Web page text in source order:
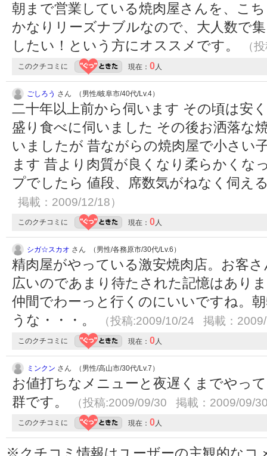
朝まで営業している焼肉屋さんを、こ
かなりリーズナブルなので、大人数で
したい！という方にオススメです。
（
このクチコミに 現在： 0人
ごしろう さん （男性/岐阜市/40代/Lv.4）
二十年以上前から伺います その頃は安
盛り食べに伺いました その後お洒落な
いましたが 昔ながらの焼肉屋で小さい
ます 昔より肉質が良くなり柔らかくな
プでしたら 値段、席数気がねなく伺え
掲載：2009/12/18）
このクチコミに 現在： 0人
シガ☆スカオ さん （男性/各務原市/30代/Lv.6）
精肉屋がやっている激安焼肉店。お客
広いのであまり待たされた記憶はあり
仲間でわーっと行くのにいいですね。
うな・・・。
（投稿:2009/10/24 掲載：
このクチコミに 現在： 0人
ミンクン さん （男性/高山市/30代/Lv.7）
お値打ちなメニューと夜遅くまでやっ
群です。
（投稿:2009/09/30 掲載：2009/09/
このクチコミに 現在： 0人